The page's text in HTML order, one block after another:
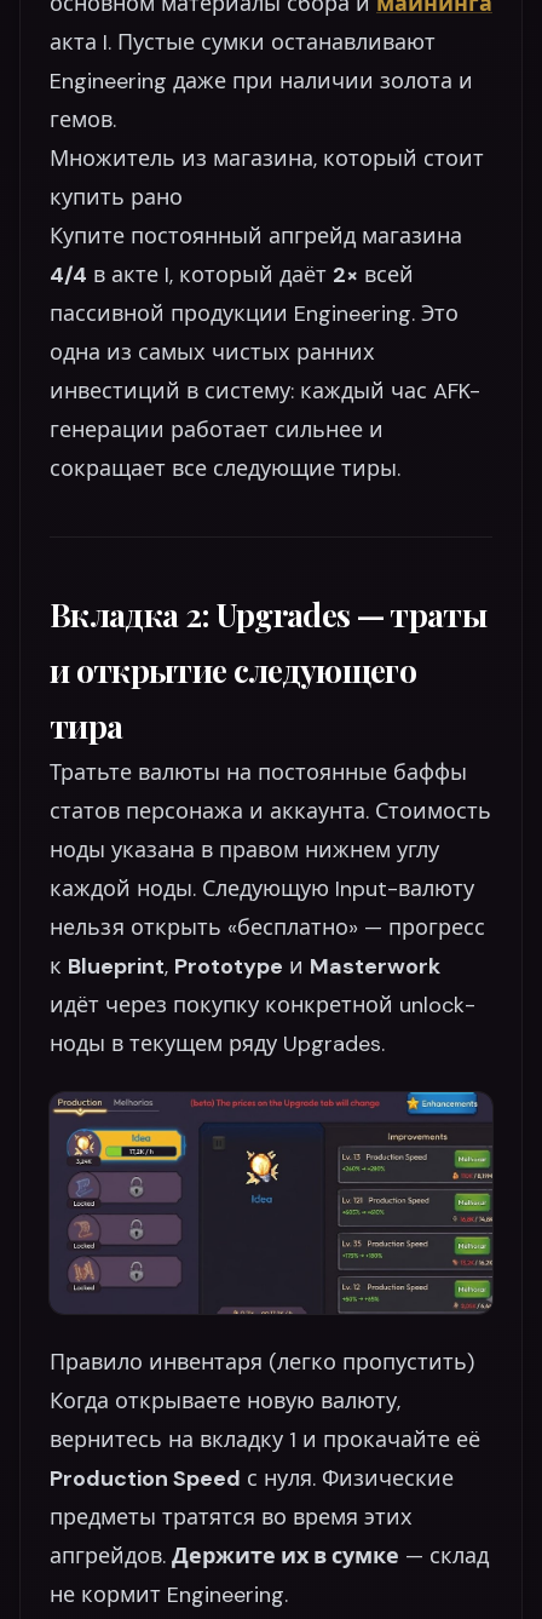
акта I. Пустые сумки останавливают
Engineering даже при наличии золота и
гемов.
Множитель из магазина, который стоит
купить рано
Купите постоянный апгрейд магазина
4/4 в акте I, который даёт 2× всей
пассивной продукции Engineering. Это
одна из самых чистых ранних
инвестиций в систему: каждый час AFK-
генерации работает сильнее и
сокращает все следующие тиры.
Вкладка 2: Upgrades — траты
и открытие следующего
тира
Тратьте валюты на постоянные баффы
статов персонажа и аккаунта. Стоимость
ноды указана в правом нижнем углу
каждой ноды. Следующую Input-валюту
нельзя открыть «бесплатно» — прогресс
к Blueprint, Prototype и Masterwork
идёт через покупку конкретной unlock-
ноды в текущем ряду Upgrades.
Правило инвентаря (легко пропустить)
Когда открываете новую валюту,
вернитесь на вкладку 1 и прокачайте её
Production Speed с нуля. Физические
предметы тратятся во время этих
апгрейдов. Держите их в сумке — склад
не кормит Engineering.